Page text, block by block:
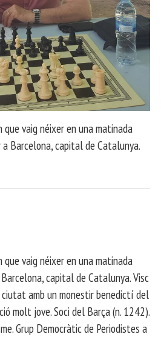
que vaig néixer en una matinada
Barcelona, capital de Catalunya.
que vaig néixer en una matinada
capital de Catalunya. Visc
amb un monestir benedictí del
molt jove. Soci del Barça (n. 1242).
Grup Democràtic de Periodistes a